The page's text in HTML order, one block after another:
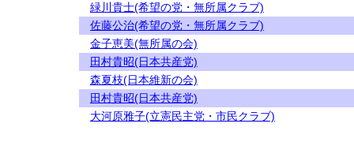
緑川貴士(希望の党・無所属クラブ)
佐藤公治(希望の党・無所属クラブ)
金子恵美(無所属の会)
田村貴昭(日本共産党)
森夏枝(日本維新の会)
田村貴昭(日本共産党)
大河原雅子(立憲民主党・市民クラブ)